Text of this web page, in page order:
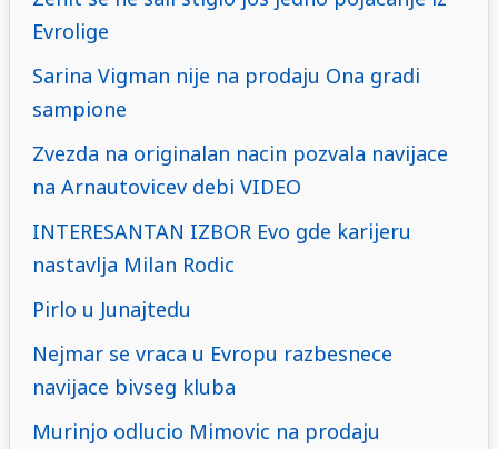
Evrolige
Sarina Vigman nije na prodaju Ona gradi
sampione
Zvezda na originalan nacin pozvala navijace
na Arnautovicev debi VIDEO
INTERESANTAN IZBOR Evo gde karijeru
nastavlja Milan Rodic
Pirlo u Junajtedu
Nejmar se vraca u Evropu razbesnece
navijace bivseg kluba
Murinjo odlucio Mimovic na prodaju